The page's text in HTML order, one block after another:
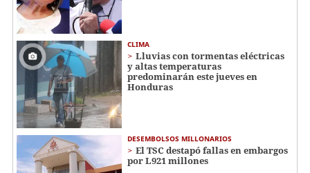
CLIMA
Lluvias con tormentas eléctricas
y altas temperaturas
predominarán este jueves en
Honduras
DESEMBOLSOS MILLONARIOS
El TSC destapó fallas en embargos
por L921 millones